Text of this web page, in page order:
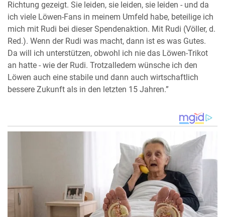
Richtung gezeigt. Sie leiden, sie leiden, sie leiden - und da
ich viele Löwen-Fans in meinem Umfeld habe, beteilige ich
mich mit Rudi bei dieser Spendenaktion. Mit Rudi (Völler, d.
Red.). Wenn der Rudi was macht, dann ist es was Gutes.
Da will ich unterstützen, obwohl ich nie das Löwen-Trikot
an hatte - wie der Rudi. Trotzalledem wünsche ich den
Löwen auch eine stabile und dann auch wirtschaftlich
bessere Zukunft als in den letzten 15 Jahren.”